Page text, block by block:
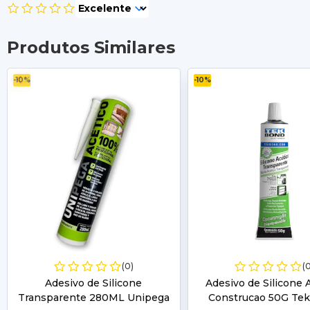
Produtos Similares
-10%
(0)
Adesivo de Silicone
Transparente 280ML Unipega
-10%
Adesivo de Silicone
Construcao 50G